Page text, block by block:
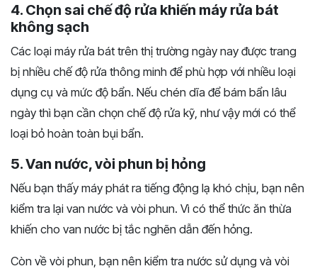
4. Chọn sai chế độ rửa khiến máy rửa bát
không sạch
Các loại máy rửa bát trên thị trường ngày nay được trang
bị nhiều chế độ rửa thông minh để phù hợp với nhiều loại
dụng cụ và mức độ bẩn. Nếu chén dĩa để bám bẩn lâu
ngày thì bạn cần chọn chế độ rửa kỹ, như vậy mới có thể
loại bỏ hoàn toàn bụi bẩn.
5. Van nước, vòi phun bị hỏng
Nếu bạn thấy máy phát ra tiếng động lạ khó chịu, bạn nên
kiểm tra lại van nước và vòi phun. Vì có thể thức ăn thừa
khiến cho van nước bị tắc nghẽn dẫn đến hỏng.
Còn về vòi phun, bạn nên kiểm tra nước sử dụng và vòi